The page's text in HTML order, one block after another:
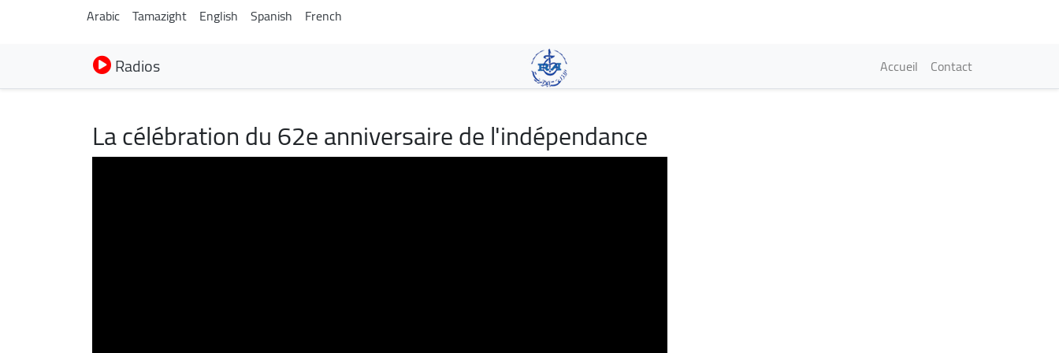
contenu
principal
Arabic Tamazight English Spanish French
Radios Navigation
Accueil Contact
La célébration du 62e anniversaire de l'indépendance